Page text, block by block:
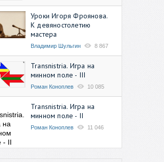
Уроки Игоря Фроянова.
К девяностолетию
мастера
Владимир Шульгин 8 867
Transnistria. Игра на
минном поле - III
Роман Коноплев 10 085
Transnistria. Игра на
минном поле - II
Роман Коноплев 11 046